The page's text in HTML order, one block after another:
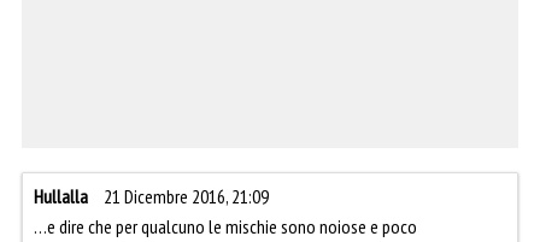
Hullalla
21 Dicembre 2016, 21:09
…e dire che per qualcuno le mischie sono noiose e poco